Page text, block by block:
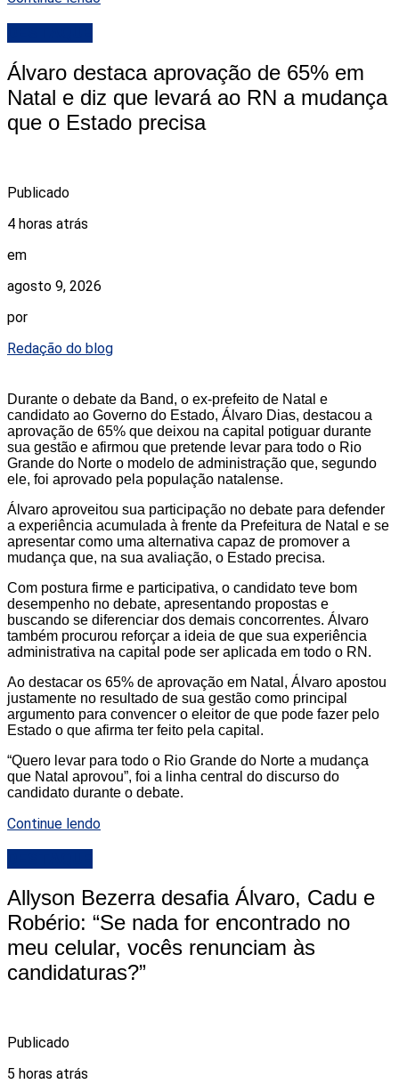
Álvaro destaca aprovação de 65% em
Natal e diz que levará ao RN a mudança
que o Estado precisa
Publicado
4 horas atrás
em
agosto 9, 2026
por
Redação do blog
Durante o debate da Band, o ex-prefeito de Natal e
candidato ao Governo do Estado, Álvaro Dias, destacou a
aprovação de 65% que deixou na capital potiguar durante
sua gestão e afirmou que pretende levar para todo o Rio
Grande do Norte o modelo de administração que, segundo
ele, foi aprovado pela população natalense.
Álvaro aproveitou sua participação no debate para defender
a experiência acumulada à frente da Prefeitura de Natal e se
apresentar como uma alternativa capaz de promover a
mudança que, na sua avaliação, o Estado precisa.
Com postura firme e participativa, o candidato teve bom
desempenho no debate, apresentando propostas e
buscando se diferenciar dos demais concorrentes. Álvaro
também procurou reforçar a ideia de que sua experiência
administrativa na capital pode ser aplicada em todo o RN.
Ao destacar os 65% de aprovação em Natal, Álvaro apostou
justamente no resultado de sua gestão como principal
argumento para convencer o eleitor de que pode fazer pelo
Estado o que afirma ter feito pela capital.
“Quero levar para todo o Rio Grande do Norte a mudança
que Natal aprovou”, foi a linha central do discurso do
candidato durante o debate.
Continue lendo
Allyson Bezerra desafia Álvaro, Cadu e
Robério: “Se nada for encontrado no
meu celular, vocês renunciam às
candidaturas?”
Publicado
5 horas atrás